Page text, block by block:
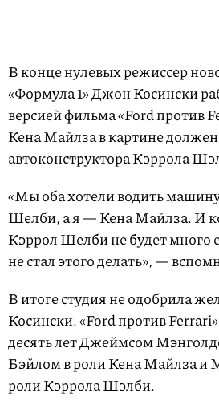
В конце нулевых режиссер
«Формула 1» Джон Косински
версией фильма «Ford против
Кена Майлза в картине
автоконструктора Кэррола
«Мы оба хотели водить
Шелби, а я — Кена Майлза. И
Кэррол Шелби не будет много
не стал этого делать», —
В итоге студия не одобрила
Косински. «Ford против
десять лет Джеймсом
Бэйлом в роли Кена Майлза и
роли Кэррола Шэлби.